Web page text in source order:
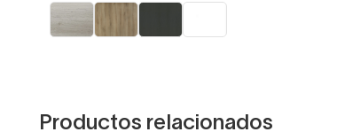
Productos relacionados